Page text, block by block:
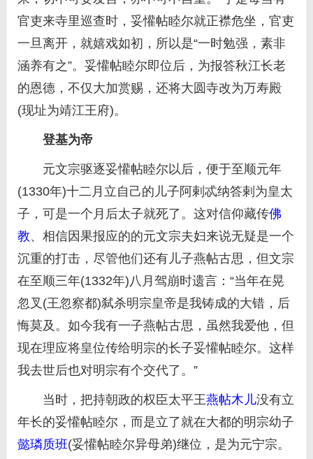
官吏来寺里巡查时，妥懽帖睦尔就正襟危坐，官吏
一旦离开，就嬉戏如初，所以是“一时勉强，素非
涵养有之”。妥懽帖睦尔即位后，为报答秋江长老
的恩德，不仅大加赏赐，还将大圆寺改为万寿殿
(现址为靖江王府)。
登基为帝
元文宗驱逐妥懽帖睦尔以后，便于至顺元年
(1330年)十二月立自己的儿子阿剌忒纳答剌为皇太
子，可是一个月后太子就死了。这对信仰藏传佛
教、相信因果报应的的元文宗夫妇来说无疑是一个
沉重的打击，尽管他们还有儿子燕帖古思，但文宗
在至顺三年(1332年)八月驾崩时遗言：“当年在晃
忽叉(王忽察都)弑杀明宗皇帝是我铸成的大错，后
悔莫及。如今我有一子燕帖古思，虽然我爱他，但
现在理应将皇位传给明宗的长子妥懽帖睦尔。这样
我去世后也对明宗有个交代了。”
当时，把持朝政的权臣太平王燕帖木儿没有立
年长的妥懽帖睦尔，而是立了就在大都的明宗幼子
懿璘质班(妥懽帖睦尔异母弟)继位，是为元宁宗。